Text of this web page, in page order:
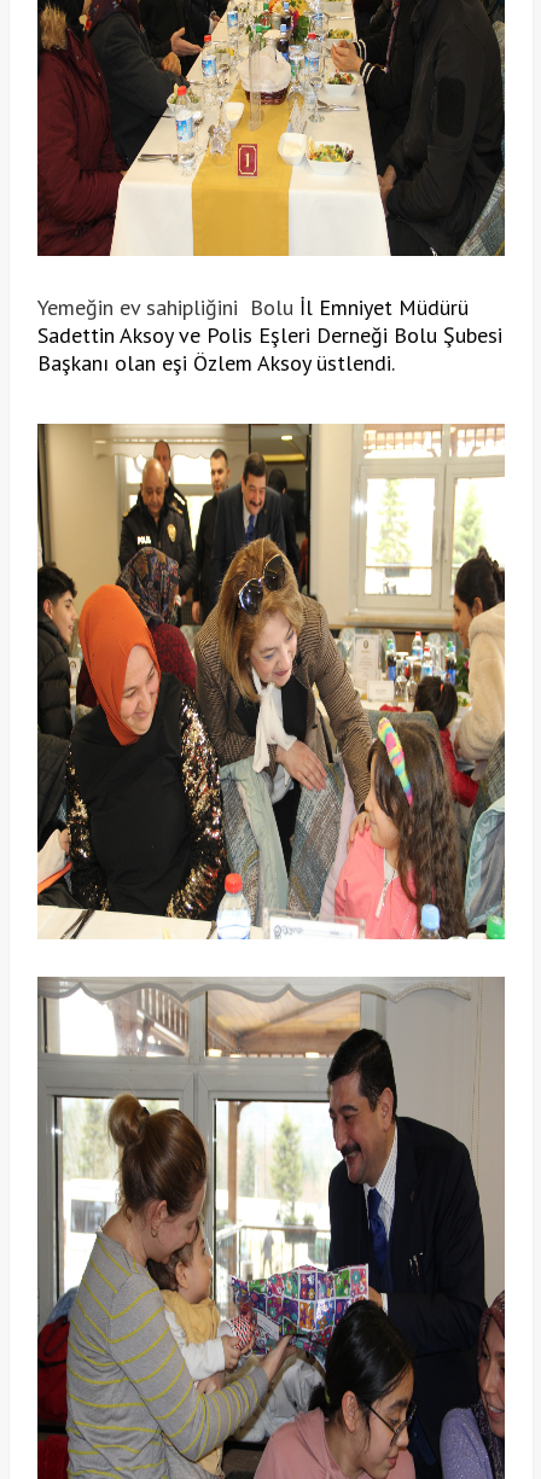
Yemeğin ev sahipliğini Bolu İl Emniyet Müdürü
Sadettin Aksoy ve Polis Eşleri Derneği Bolu Şubesi
Başkanı olan eşi Özlem Aksoy üstlendi.